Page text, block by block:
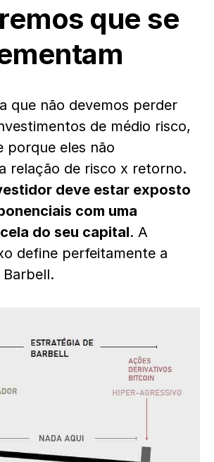
que se
que não devemos perder
de médio risco,
porque eles não
relação de risco x retorno.
deve estar exposto
com uma
do seu capital. A
define perfeitamente a